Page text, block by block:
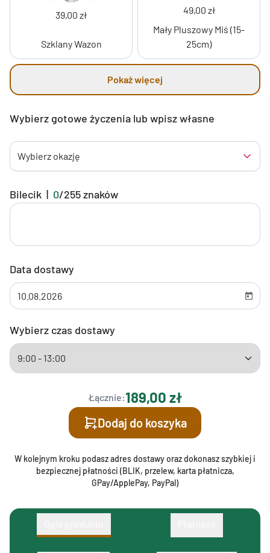
39,00 zł
Szklany Wazon
49,00 zł
Mały Pluszowy Miś (15-
25cm)
Pokaż więcej
Wybierz gotowe życzenia lub wpisz własne
Wybierz okazję
Bilecik | 0/255znaków
Data dostawy
Wybierz czas dostawy
Łącznie:189,00 zł
Dodaj do koszyka
W kolejnym kroku podasz adres dostawy oraz dokonasz szybkiej i
bezpiecznej płatności (BLIK, przelew, karta płatnicza,
GPay/ApplePay, PayPal)